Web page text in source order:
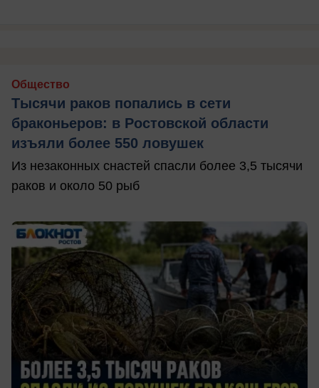
Общество
Тысячи раков попались в сети
браконьеров: в Ростовской области
изъяли более 550 ловушек
Из незаконных снастей спасли более 3,5 тысячи
раков и около 50 рыб